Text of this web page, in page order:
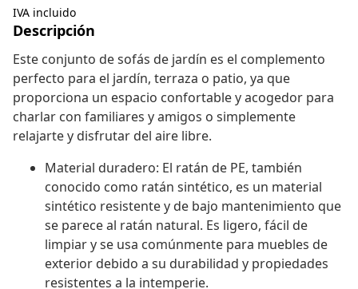
IVA incluido
Descripción
Este conjunto de sofás de jardín es el complemento
perfecto para el jardín, terraza o patio, ya que
proporciona un espacio confortable y acogedor para
charlar con familiares y amigos o simplemente
relajarte y disfrutar del aire libre.
Material duradero: El ratán de PE, también
conocido como ratán sintético, es un material
sintético resistente y de bajo mantenimiento que
se parece al ratán natural. Es ligero, fácil de
limpiar y se usa comúnmente para muebles de
exterior debido a su durabilidad y propiedades
resistentes a la intemperie.